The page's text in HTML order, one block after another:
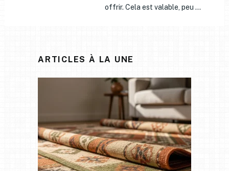
offrir. Cela est valable, peu …
ARTICLES À LA UNE